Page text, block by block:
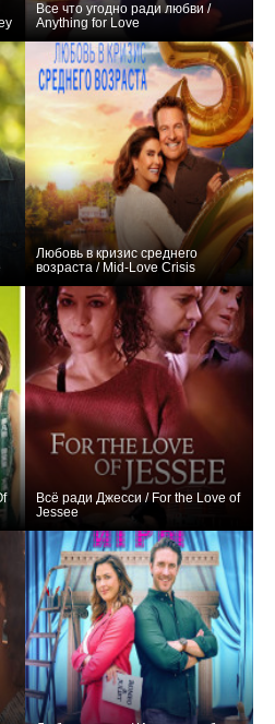
Все что угодно ради любви /
Anything for Love
Любовь в кризис среднего
возраста / Mid-Love Crisis
Всё ради Джесси / For the Love of
Jessee